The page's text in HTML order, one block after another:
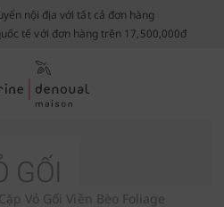
GỐI
Cặp Vỏ Gối Viền Bèo Foliage
nội địa với tất cả đơn hàng
tế với đơn hàng trên 17,500,000đ